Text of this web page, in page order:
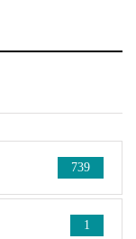
739
1